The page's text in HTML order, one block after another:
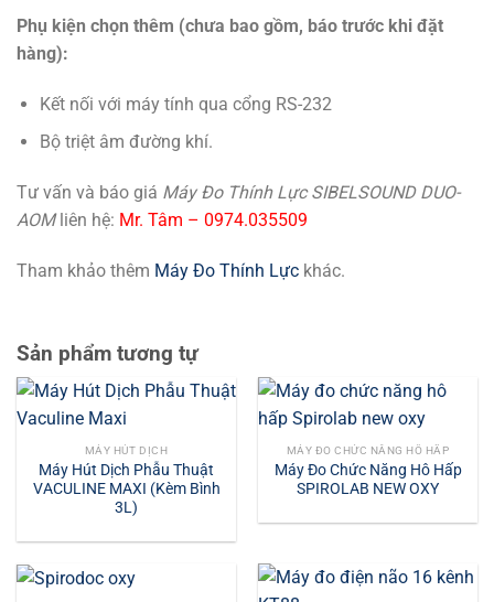
Phụ kiện chọn thêm (chưa bao gồm, báo trước khi đặt
hàng):
Kết nối với máy tính qua cổng RS-232
Bộ triệt âm đường khí.
Tư vấn và báo giá Máy Đo Thính Lực SIBELSOUND DUO-
AOMliên hệ: Mr. Tâm – 0974.035509
Tham khảo thêm Máy Đo Thính Lực khác.
Sản phẩm tương tự
MÁY HÚT DỊCH
Máy Hút Dịch Phẫu Thuật
VACULINE MAXI (Kèm Bình
3L)
MÁY ĐO CHỨC NĂNG HÔ HẤP
Máy Đo Chức Năng Hô Hấp
SPIROLAB NEW OXY